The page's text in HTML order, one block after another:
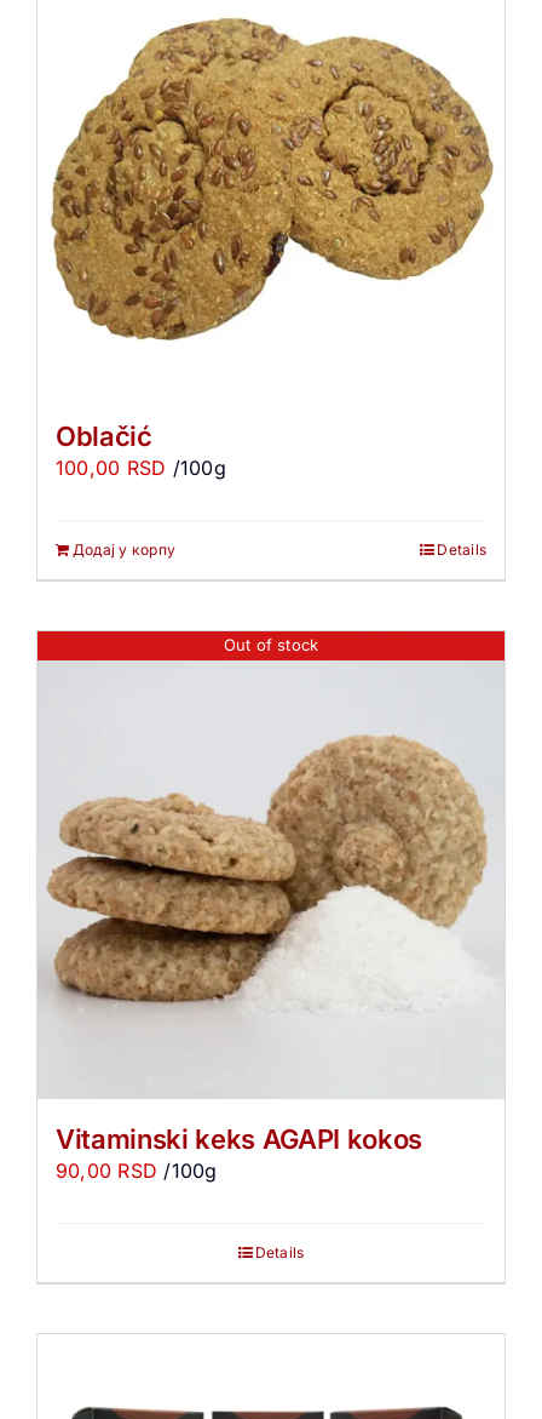
Oblačić
100,00 RSD /100g
Додај у корпу Details
Out of stock
Vitaminski keks AGAPI kokos
90,00 RSD /100g
Details